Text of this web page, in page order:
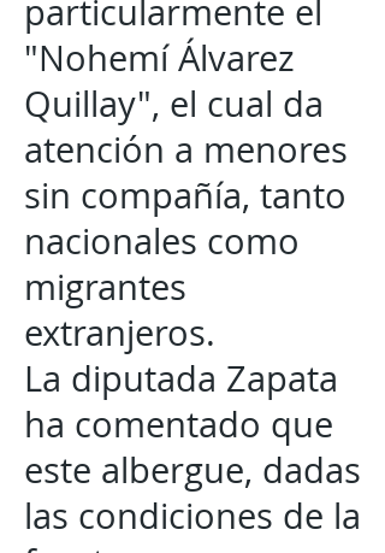
particularmente el
"Nohemí Álvarez
Quillay", el cual da
atención a menores
sin compañía, tanto
nacionales como
migrantes
extranjeros.
La diputada Zapata
ha comentado que
este albergue, dadas
las condiciones de la